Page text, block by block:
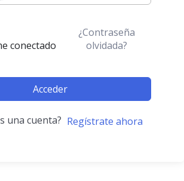
conectado
¿Contraseña
olvidada?
Acceder
una cuenta? Regístrate ahora